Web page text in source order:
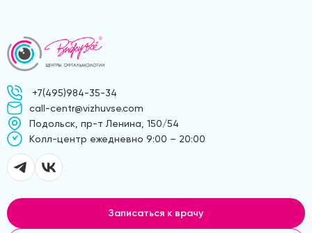
+7(495)984-35-34
call-centr@vizhuvse.com
Подольск, пр-т Ленина, 150/54
Kолл-центр ежедневно 9:00 – 20:00
Записаться к врачу